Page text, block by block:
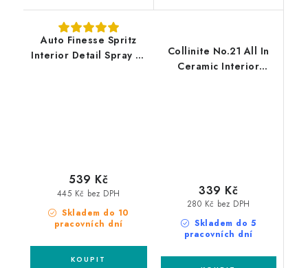
Auto Finesse Spritz
Interior Detail Spray 1L
Skladem do 10
pracovních dní
445 Kč bez DPH
539 Kč
Collinite No.21 All In
Ceramic Interior
Skladem do 5
pracovních dní
280 Kč bez DPH
339 Kč